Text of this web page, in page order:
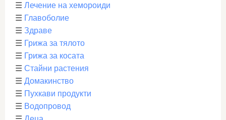
☰ Лечение на хемороиди
☰ Главоболие
☰ Здраве
☰ Грижа за тялото
☰ Грижа за косата
☰ Стайни растения
☰ Домакинство
☰ Пухкави продукти
☰ Водопровод